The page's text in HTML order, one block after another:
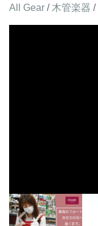
All Gear / 木管楽器 /